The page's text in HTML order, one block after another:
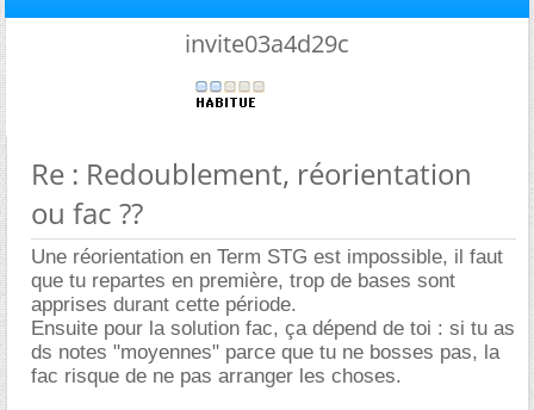
invite03a4d29c
Re : Redoublement, réorientation
ou fac ??
Une réorientation en Term STG est impossible, il faut
que tu repartes en première, trop de bases sont
apprises durant cette période.
Ensuite pour la solution fac, ça dépend de toi : si tu as
ds notes "moyennes" parce que tu ne bosses pas, la
fac risque de ne pas arranger les choses.